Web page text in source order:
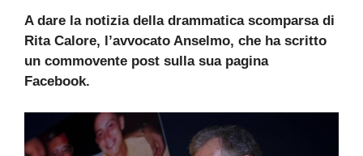
A dare la notizia della drammatica scomparsa di
Rita Calore, l’avvocato Anselmo, che ha scritto
un commovente post sulla sua pagina
Facebook.